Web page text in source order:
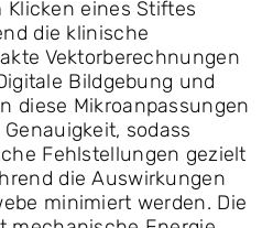
Klicken eines Stiftes
die klinische
Vektorberechnungen
Bildgebung und
diese Mikroanpassungen
sodass
Fehlstellungen gezielt
die Auswirkungen
minimiert werden. Die